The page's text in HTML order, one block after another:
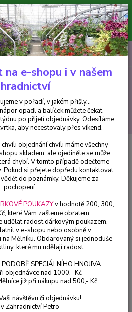
odeslání z e-shopu je 300 Kč.
opadl a balíček můžete čekat
po přijetí objednávky. Objednávky
pořadí, v jakém přišly...
CZK
Hledat
0ks
za0 Kč
officinalis-Brunták lékařský (Brunták
balení
Brunták
lékařský) -
3-kusovém balení
e-shopu i v našem
v pořadí, v jakém přišly...
opadl a balíček můžete čekat
po přijetí objednávky. Odesíláme
aby necestovaly přes víkend.
objednání chvíli máme všechny
skladem, ale ojediněle se může
chybí. V tomto případě odečteme
Pokud si přejete dopředu kontaktovat,
do poznámky. Děkujeme za
pochopení.
POUKAZYv hodnotě 200, 300,
které Vám zašleme obratem
udělat radost dárkovým poukazem,
v e-shopu nebo osobně v
Mělníku. Obdarovaný si jednoduše
které mu udělají radost.
SPECIÁLNÍHO HNOJIVA
objednávce nad 1000,- Kč
již při nákupu nad 500,- Kč.
návštěvu či objednávku!
Zahradnictví Petro